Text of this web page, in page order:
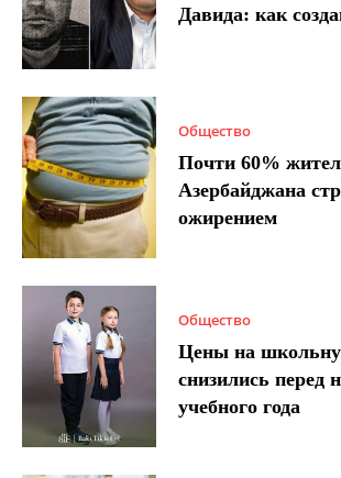
Давида: как
Общество
Почти 60%
Азербайджана
ожирением
Общество
Цены на
снизились перед
учебного года